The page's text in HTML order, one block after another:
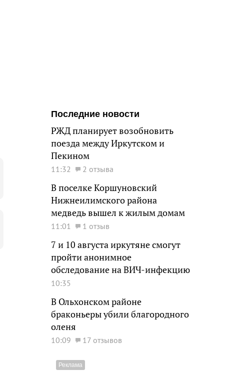
Последние новости
РЖД планирует возобновить
поезда между Иркутском и
Пекином
11:32 2 отзыва
В поселке Коршуновский
Нижнеилимского района
медведь вышел к жилым домам
11:01 1 отзыв
7 и 10 августа иркутяне смогут
пройти анонимное
обследование на ВИЧ-инфекцию
10:35
В Ольхонском районе
браконьеры убили благородного
оленя
10:09 17 отзывов